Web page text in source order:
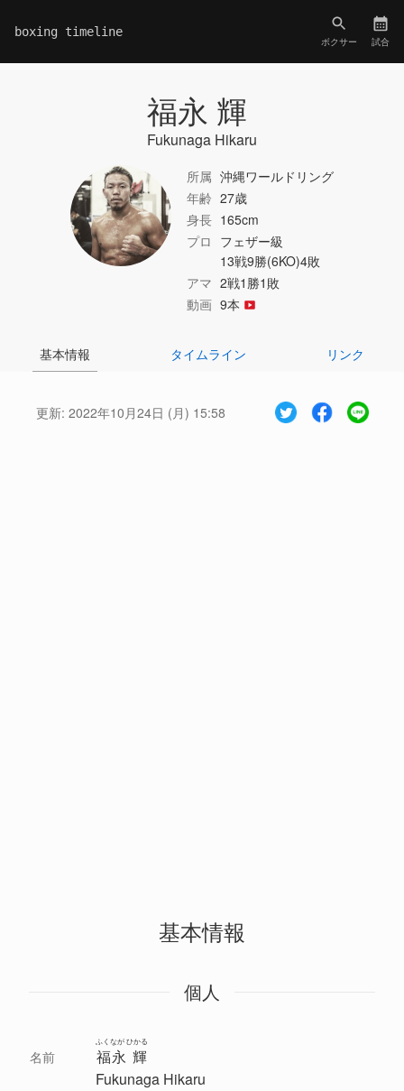
boxing timeline
ボクサー 試合
福永 輝
Fukunaga Hikaru
所属 沖縄ワールドリング
年齢 27歳
身長 165cm
プロ フェザー級
13戦9勝(6KO)4敗
アマ 2戦1勝1敗
動画 9本
基本情報 タイムライン リンク
更新: 2022年10月24日 (月) 15:58
基本情報
個人
名前 福永 輝
ふくなが ひかる
Fukunaga Hikaru